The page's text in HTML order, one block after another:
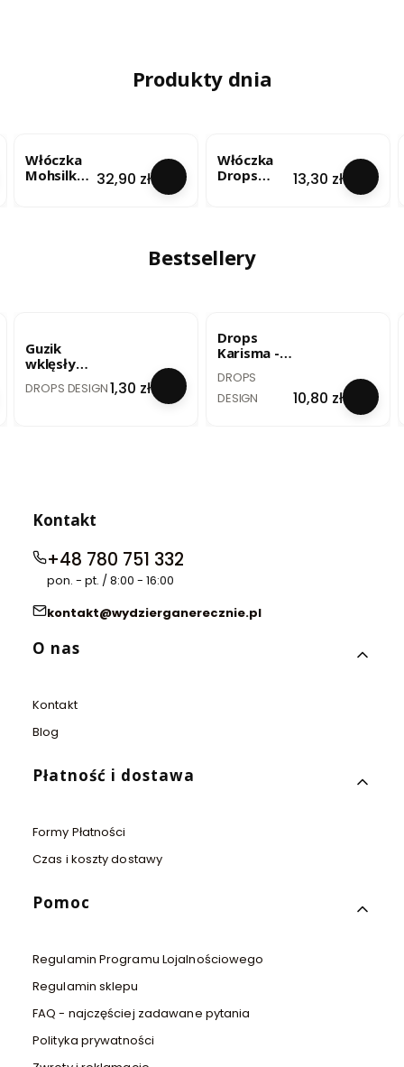
Produkty dnia
Włóczka
Mohsilko – Cena
32,90 zł
Włóczka
Drops
/ uni colour
33
Cena
13,30 zł
Bestsellery
Guzik
wklęsły
mm / no. 522
PRODUCENT
DROPS DESIGNCena
1,30 zł
Drops
Karisma -
perłowy /
mix 72
PRODUCENT
DROPS
DESIGN
Cena
10,80 zł
Kontakt
+48 780 751 332
pon. - pt. / 8:00 - 16:00
kontakt@wydzierganerecznie.pl
Linki w stopce
O nas
Kontakt
Blog
Płatność i dostawa
Formy Płatności
Czas i koszty dostawy
Pomoc
Regulamin Programu Lojalnościowego
Regulamin sklepu
FAQ - najczęściej zadawane pytania
Polityka prywatności